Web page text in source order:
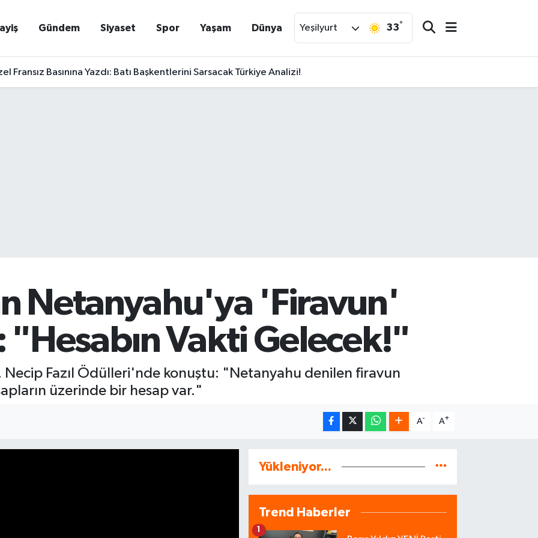
Gündem Siyaset Spor Yaşam Dünya Yeşilyurt 33°
Fransız Basınına Yazdı: Batı Başkentlerini Sarsacak Türkiye Analizi!
Depremzede Kiracı Esnaf İçin Kritik Çağrı: "Kalan İş Yerleri Onlara Satılsın!"
Netanyahu'ya 'Firavun'
"Hesabın Vakti Gelecek!"
Necip Fazıl Ödülleri'nde konuştu: "Netanyahu denilen firavun
üzerinde bir hesap var."
A- A+
Yükleniyor...
Trend Haberler
1